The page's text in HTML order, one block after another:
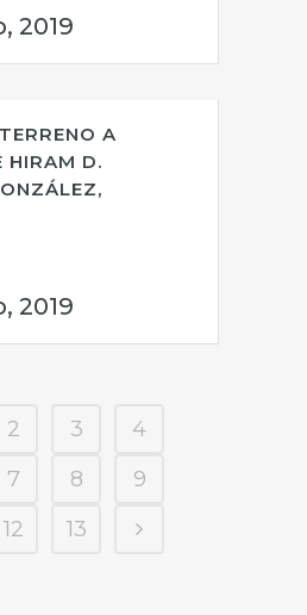
2019
A
HIRAM D.
2019
2 3
4
7 8
9
12 13